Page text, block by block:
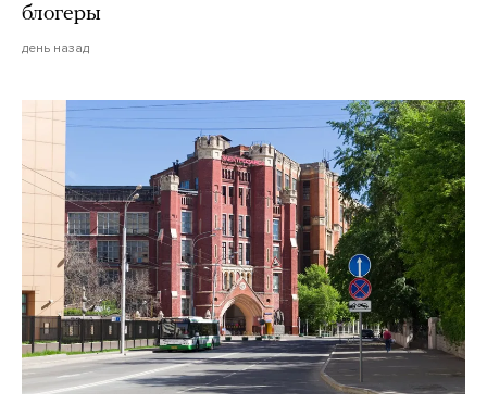
блогеры
день назад